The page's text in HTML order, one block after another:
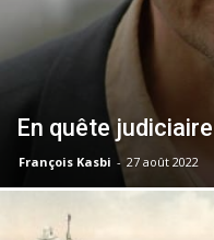
En quête judiciaire
François Kasbi - 27 août 2022